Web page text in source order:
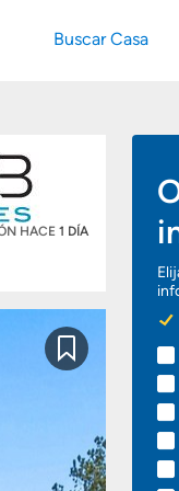
Buscar Casa
HACE 1 DÍA
Guardar